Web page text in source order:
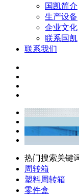
国凯简介
生产设备
企业文化
联系国凯
联系我们
热门搜索关键
周转箱
塑料周转箱
零件盒